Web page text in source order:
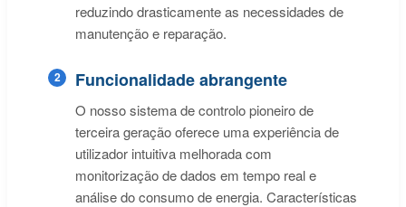
reduzindo drasticamente as necessidades de
manutenção e reparação.
2 Funcionalidade abrangente
O nosso sistema de controlo pioneiro de
terceira geração oferece uma experiência de
utilizador intuitiva melhorada com
monitorização de dados em tempo real e
análise do consumo de energia. Características